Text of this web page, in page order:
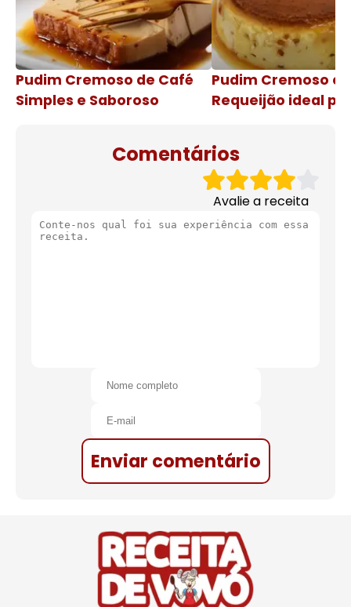
Pudim Cremoso de Café
Simples e Saboroso
Pudim Cremoso
Requeijão ideal
Comentários
Avalie a receita
Enviar comentário